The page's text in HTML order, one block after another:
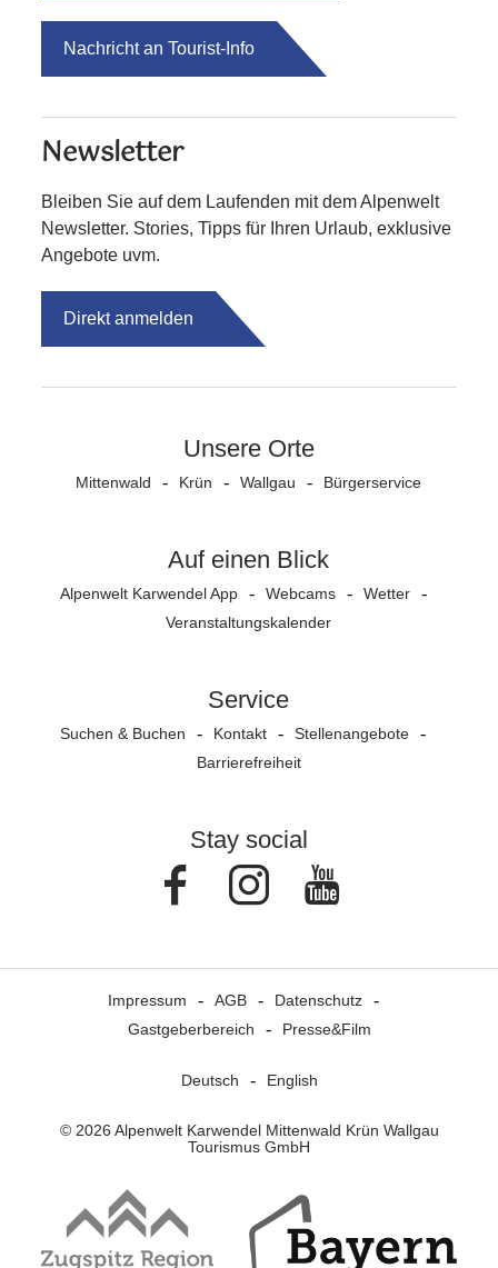
Nachricht an Tourist-Info
Newsletter
Bleiben Sie auf dem Laufenden mit dem Alpenwelt
Newsletter. Stories, Tipps für Ihren Urlaub, exklusive
Angebote uvm.
Direkt anmelden
Unsere Orte
Mittenwald Krün Wallgau Bürgerservice
Auf einen Blick
Alpenwelt Karwendel App Webcams
Wetter
Veranstaltungs­kalender
Service
Suchen & Buchen Kontakt
Stellenangebote
Barrierefreiheit
Stay social
FacebookInstagram
Impressum AGB
Datenschutz
Gastgeberbereich
Presse&Film
Deutsch English
© 2026 Alpenwelt Karwendel Mittenwald Krün Wallgau
Tourismus GmbH